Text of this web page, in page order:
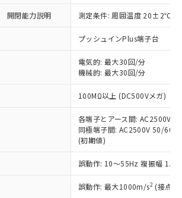
開閉能力説明 測定条件: 周囲温度 20±2℃、
プッシュインPlus端子台
電気的: 最大30回/分
機械的: 最大30回/分
100MΩ以上 (DC500Vメガ)
各端子とアース間: AC2500V
同極端子間: AC2500V 50/
(初期値)
誤動作: 10～55Hz 複振幅
誤動作: 最大1000m/s2 (接点
件をお読みいただき、同意のうえ
さい。
ービスは、当社制御機器事業取扱
の当社在庫状況および標準価格
制御機器事業取扱商品の中には、
ービスの対象外となる商品もある
をご了承ください。
状況および標準価格照会結果は、
している更新日時点での社内デー
基づき作成されるものであり、閲
れた時点での実際の在庫および標
格とは異なる場合があることをご
なし：EU RoHS指令（10物質）の
非対応の商品で、対応品を出す予
せん。
認中：EU RoHS指令（10物質）の
応状況を調査中または確認中の
：ライセンス料など無形物で、有
と関係のない商品です。
が、含有品と判明した場合などや
変更することがあります。
(Cr(Ⅵ)) 1000ppm以下、ポリ臭化ビフェニル
表
大均質材料含有率が中国RoHSの
であることを示します。
大均質材料含有率が中国RoHSの
超えていることを示します。
未確認です。当社販売部門へお問
物質の基準値 (GB/T26572)：
、 Hg(水銀) : 1000ppm、 Cd(カドミウ
は、これら貴社製品のうち、外国
および外国貿易法に定める商品
下｢規制貨物等」という）を輸出
は国外への提供する場合は、日本
府の輸出許可(または役務取引許
を取得するなどの必要な手続きを